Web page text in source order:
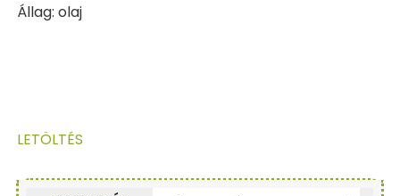
Állag: olaj
LETÖLTÉS